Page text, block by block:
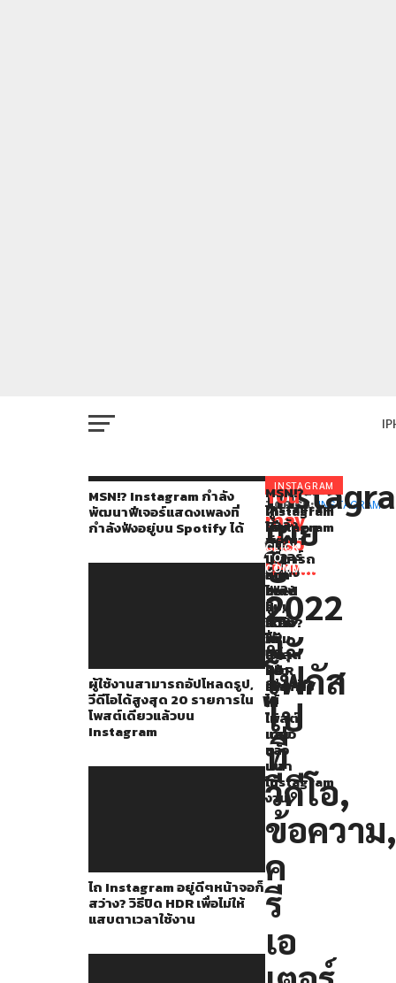
MSN!? Instagram กำลัง
พัฒนาฟีเจอร์แสดงเพลงที่
กำลังฟังอยู่บน Spotify ได้
ผู้ใช้งานสามารถอัปโหลดรูป,
วีดีโอได้สูงสุด 20 รายการใน
โพสต์เดียวแล้วบน
Instagram
ไถ Instagram อยู่ดีๆหน้าจอก็
สว่าง? วิธีปิด HDR เพื่อไม่ให้
แสบตาเวลาใช้งาน
INSTAGRAM
เผย
ปี
2022
จะ
โฟกัส
ไป
ที่
วีดีโอ,
ข้อความ,
ค
รี
เอ
หลัง
จาก
ที่
ใน
ปี
นี้
แอป
ใน
เครือ
Meta
หลายๆ
แอ
ปรวม
ถึง
Instagram
ต่าง
โดย
โจมตี
ใน
เรื่อง
You
may
also
like...
MSN!?
Instagram
กำลัง
พัฒนา
ฟีเจอร์
แสดง
เพลง
ที่
กำลัง
ฟัง
อยู่
บน
Spotify
ได้
ผู้
ใช้
งาน
สามารถ
อัป
โหลด
รูป,
วีดีโอ
ได้
สูงสุด
20
รายการ
ใน
โพสต์
เดียว
แล้ว
บน
Instagram
ไถ
Instagram
อยู่
ดีๆ
หน้า
จอ
ก็
สว่าง?
วิธี
ปิด
HDR
เพื่อ
ไม่
ให้
แสบ
ตา
เวลา
ใช้
งาน
Instagram
เพิ่ม
ตัว
เลือก
หน้า
Feed
แบบ
เรียง
ตาม
เวลา
แล้ว
RELATED
TOPICS: INSTAGRAM
CLICK
TO
COMMENT